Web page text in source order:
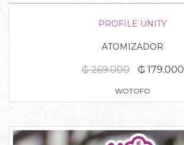
PROFILE UNITY
ATOMIZADOR
₲ 269.000 ₲ 179.000
WOTOFO